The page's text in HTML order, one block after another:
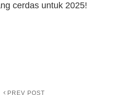
cerdas untuk 2025!
PREV POST